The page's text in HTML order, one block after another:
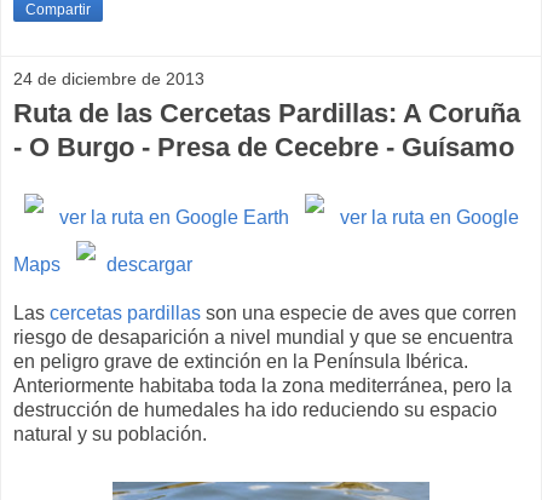
Compartir
24 de diciembre de 2013
Ruta de las Cercetas Pardillas: A Coruña
- O Burgo - Presa de Cecebre - Guísamo
ver la ruta en Google Earth ver la ruta en Google
Maps descargar
Las cercetas pardillas son una especie de aves que corren
riesgo de desaparición a nivel mundial y que se encuentra
en peligro grave de extinción en la Península Ibérica.
Anteriormente habitaba toda la zona mediterránea, pero la
destrucción de humedales ha ido reduciendo su espacio
natural y su población.